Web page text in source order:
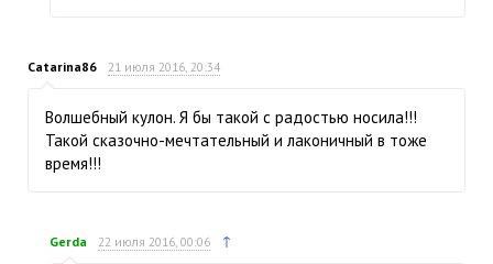
Catarina86 21 июля 2016, 20:34
Волшебный кулон. Я бы такой с радостью носила!!!
Такой сказочно-мечтательный и лаконичный в тоже
время!!!
Gerda 22 июля 2016, 00:06 ↑